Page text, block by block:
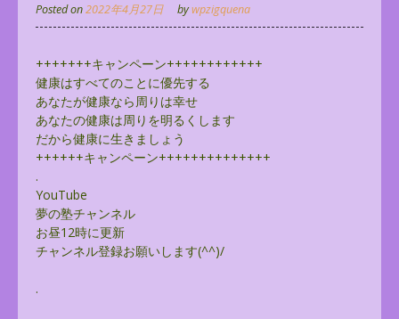
Posted on2022年4月27日 bywpzigquena
+++++++キャンペーン++++++++++++
健康はすべてのことに優先する
あなたが健康なら周りは幸せ
あなたの健康は周りを明るくします
だから健康に生きましょう
++++++キャンペーン++++++++++++++
.
YouTube
夢の塾チャンネル
お昼12時に更新
チャンネル登録お願いします(^^)/
.